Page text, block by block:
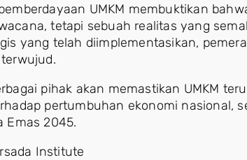
UMKM membuktikan
tetapi sebuah realitas yang
yang telah diimplementasikan,
pihak akan memastikan UMKM
pertumbuhan ekonomi nasional,
Emas 2045.
Institute